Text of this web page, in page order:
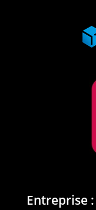
Entreprise :